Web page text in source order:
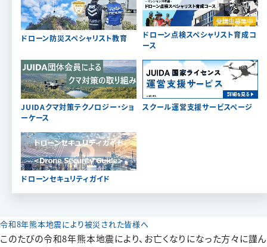
ドローン防災スペシャリスト教育
ドローン点検スペシャリスト育成コ
ース
JUIDAクマ対策テクノロジー・ショ
ーケース
スクール運営支援サービスページ
ドローンセキュリティガイド
令和8年熊本地震により被災された皆様へ
このたびの令和8年熊本地震により、お亡くなりになった方々に謹ん